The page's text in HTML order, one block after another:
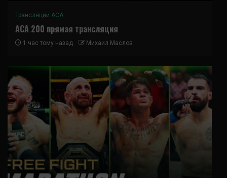
Трансляции ACA
ACA 200 прямая трансляция
1 час тому назад Михаил Маслов